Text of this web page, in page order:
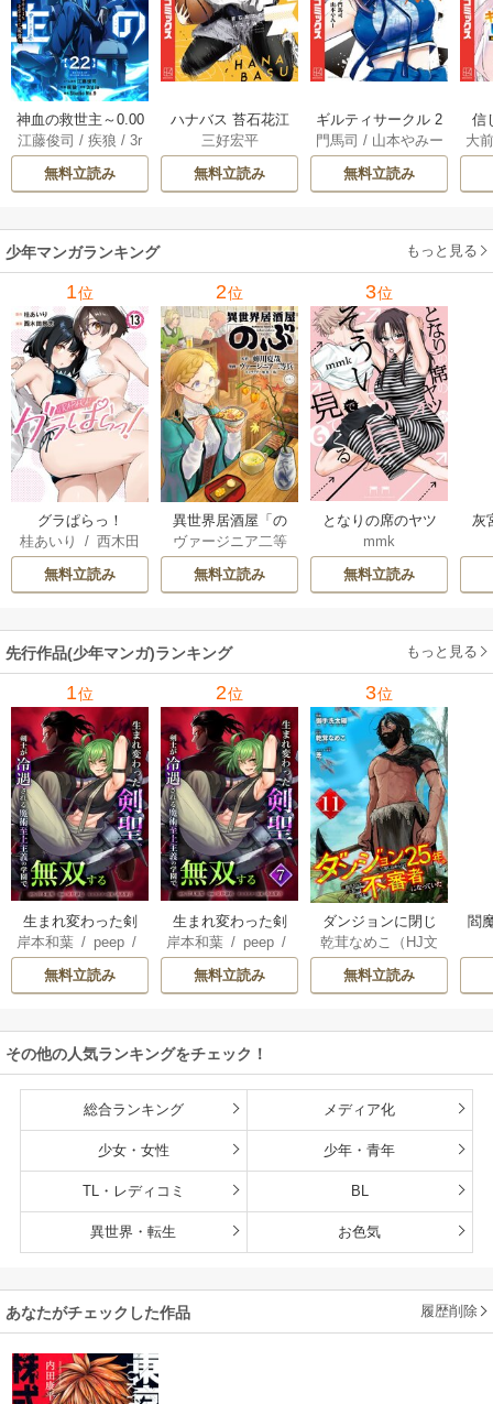
神血の救世主～0.00
000001％を引き当
て最強へ～【電子
書籍特典付】 22巻
江藤俊司 /疾狼 /3r
d Ie/Studio No.9
無料立読み
ハナバス 苔石花江
のバスケ論 7巻
三好宏平
無料立読み
ギルティサークル 2
1巻
門馬司 / 山本やみー
無料立読み
信
に
の
れ
メ
大
少年マンガランキング もっと見る
1位
グラぱらっ！
桂あいり
/西木田
景志
無料立読み
2位
異世界居酒屋「の
ぶ」
ヴァージニア二等
蝉川夏哉
無料立読み
3位
となりの席のヤツ
がそういう目で見
てくる
mmk
無料立読み
灰
先行作品(少年マンガ)ランキング もっと見る
1位
生まれ変わった剣
聖、剣士が冷遇さ
れる魔術至上主義
の学園で無双する
岸本和葉/ peep/
染野静也/桑島黎
/taskey STUDI
無料立読み
2位
生まれ変わった剣
聖、剣士が冷遇さ
れる魔術至上主義
の学園で無双する
岸本和葉/ peep/
染野静也/桑島黎
/taskey STUDI
無料立読み
3位
ダンジョンに閉じ
込められて25年。
救出されたときに
は立派な不審者に
版】
乾茸なめこ（HJ文
庫／ホビージャパ
ン刊）/御手洗太
無料立読み
閻
その他の人気ランキングをチェック！
総合ランキング メディア化
少女・女性 少年・青年
TL・レディコミ BL
異世界・転生 お色気
あなたがチェックした作品 履歴削除